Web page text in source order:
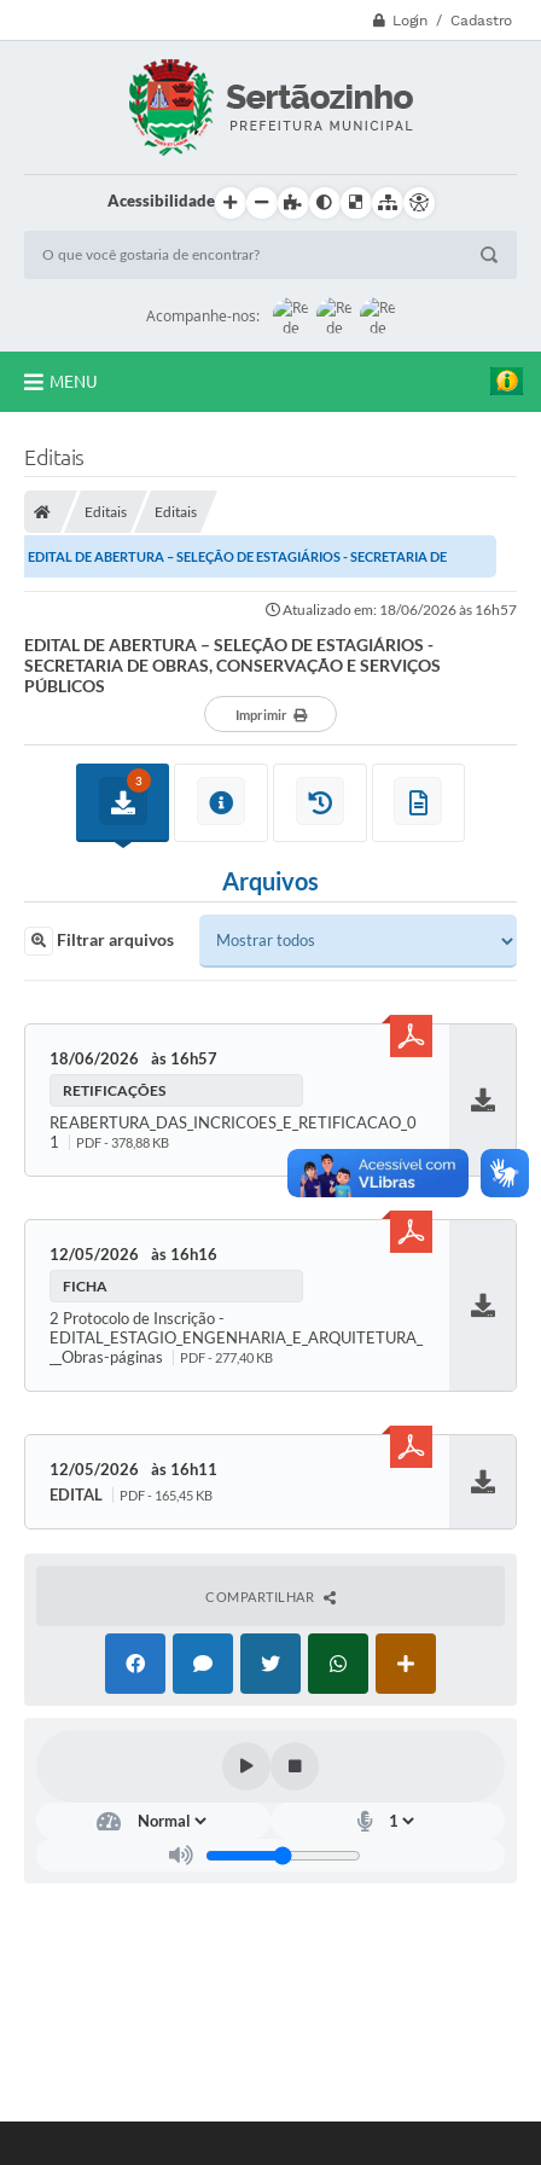
Login / Cadastro
Acessibilidade
Acompanhe-nos:
MENU
Imprensa Oficial
A Prefeitura
Serviços ao Contribuinte
Transparência
PAT
Meu Primeiro Trabalho
Dados Epidemiológicos HIV em Sertãozinho
Carta de Serviços
Galeria de Fotos
Galeria de Vídeos
Ouvidoria
Contas Públicas
Contratos
Área Restrita
Editais
Editais Editais
EDITAL DE ABERTURA – SELEÇÃO DE ESTAGIÁRIOS - SECRETARIA DE
Atualizado em: 18/06/2026 às 16h57
EDITAL DE ABERTURA – SELEÇÃO DE ESTAGIÁRIOS -
SECRETARIA DE OBRAS, CONSERVAÇÃO E SERVIÇOS
PÚBLICOS
Imprimir
3
Arquivos
Filtrar arquivos
18/06/2026 16h57
RETIFICAÇÕES
REABERTURA_DAS_INCRICOES_E_RETIFICACAO_0
1
PDF - 378,88 KB
12/05/2026 16h16
FICHA
2 Protocolo de Inscrição -
EDITAL_ESTAGIO_ENGENHARIA_E_ARQUITETURA_
__Obras-páginas
PDF - 277,40 KB
12/05/2026
16h11
EDITAL
PDF - 165,45 KB
COMPARTILHAR